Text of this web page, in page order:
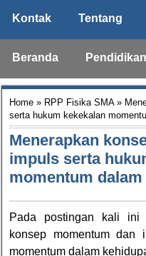
Kontak Tentang
Beranda Pendidikan
Home » RPP Fisika SMA»
serta hukum kekekalan
Menerapkan
impuls serta
momentum
Pada postingan kali ini
konsep momentum dan
momentum dalam